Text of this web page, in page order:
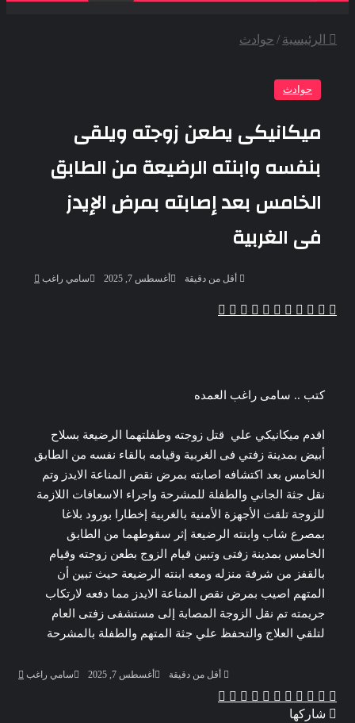
الرئيسية / حوادث
حوادث
ميكانيكى يطعن زوجته ويلقى
بنفسه وابنته الرضيعة من الطابق
الخامس بعد إصابته بمرض الإيدز
فى الغربية
سامي راغب أغسطس 7, 2025 أقل من دقيقة
فيسبوك ‫X
لينكدإن
بينتيريست‫Pocket
واتساب
تيلقرامڤايبر
كتب .. سامى راغب العمده
اقدم ميكانيكي علي قتل زوجته وطفلتهما الرضيعة بسلاح
أبيض بمدينة زفتي فى الغربية وقيامه بالقاء نفسه من الطابق
الخامس بعد اكتشافه اصابته بمرض نقص المناعة الايدز وتم
نقل جثة الجاني والطفلة للمشرحة واجراء الاسعافات اللازمة
للزوجة تلقت الأجهزة الأمنية بالغربية إخطارا بورود بلاغا
بمصرع شاب وابنته الرضيعة إثر سقوطهما من الطابق
الخامس بمدينة زفتى وتبين قيام الزوج بطعن زوجته وقيام
بالقفز من شرفة منزله ومعه ابنته الرضيعة حيث تبين أن
المتهم اصيب بمرض نقص المناعة الايدز مما دفعه لارتكاب
جريمته تم نقل الزوجة المصابة إلى مستشفى زفتى العام
لتلقي العلاج والتحفظ علي جثة المتهم والطفلة بالمشرحة
سامي راغب أغسطس 7, 2025 أقل من دقيقة
فيسبوك ‫X
لينكدإن
بينتيريست‫Pocket
واتساب
تيلقرامڤايبر
شاركها